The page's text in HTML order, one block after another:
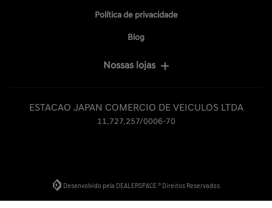
Política de privacidade
Blog
Nossas lojas
ESTACAO JAPAN COMERCIO DE VEICULOS LTDA
11.727.257/0006-70
Desenvolvido pela DEALERSPACE ® Direitos Reservados.